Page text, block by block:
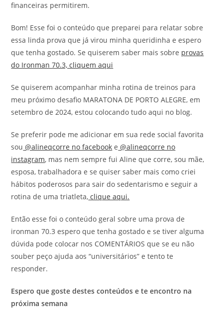
financeiras permitirem.
Bom! Esse foi o conteúdo que preparei para relatar sobre
essa linda prova que já virou minha queridinha e espero
que tenha gostado. Se quiserem saber mais sobre provas
do Ironman 70.3, cliquem aqui
Se quiserem acompanhar minha rotina de treinos para
meu próximo desafio MARATONA DE PORTO ALEGRE, em
setembro de 2024, estou colocando tudo aqui no blog.
Se preferir pode me adicionar em sua rede social favorita
sou @alineqcorre no facebook e @alineqcorre no
instagram, mas nem sempre fui Aline que corre, sou mãe,
esposa, trabalhadora e se quiser saber mais como criei
hábitos poderosos para sair do sedentarismo e seguir a
rotina de uma triatleta, clique aqui.
Então esse foi o conteúdo geral sobre uma prova de
ironman 70.3 espero que tenha gostado e se tiver alguma
dúvida pode colocar nos COMENTÁRIOS que se eu não
souber peço ajuda aos “universitários” e tento te
responder.
Espero que goste destes conteúdos e te encontro na
próxima semana